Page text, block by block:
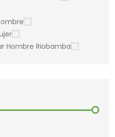
Hombre Riobamba